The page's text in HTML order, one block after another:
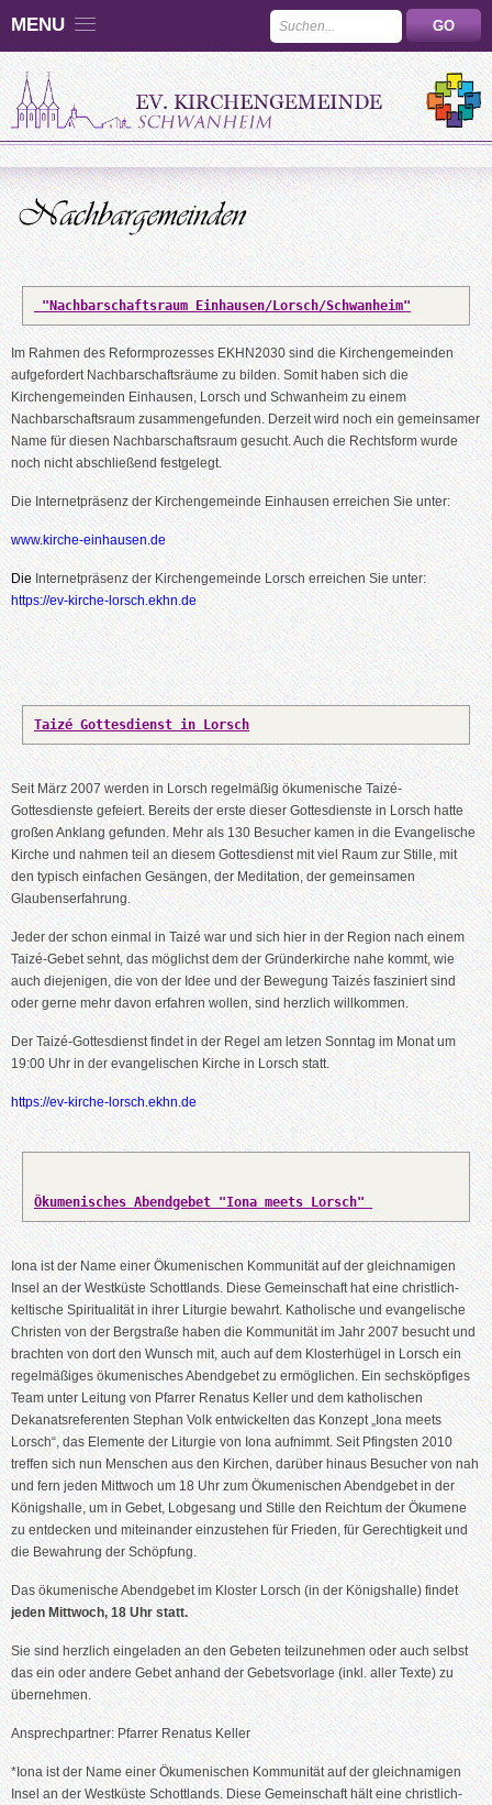
MENU
"Nachbarschaftsraum Einhausen/Lorsch/Schwanheim"
Im Rahmen des Reformprozesses EKHN2030 sind die Kirchengemeinden
aufgefordert Nachbarschaftsräume zu bilden. Somit haben sich die
Kirchengemeinden Einhausen, Lorsch und Schwanheim zu einem
Nachbarschaftsraum zusammengefunden. Derzeit wird noch ein gemeinsamer
Name für diesen Nachbarschaftsraum gesucht. Auch die Rechtsform wurde
noch nicht abschließend festgelegt.
Die Internetpräsenz der Kirchengemeinde Einhausen erreichen Sie unter:
www.kirche-einhausen.de
DieInternetpräsenz der Kirchengemeinde Lorsch erreichen Sie unter:
https://ev-kirche-lorsch.ekhn.de
Taizé Gottesdienst in Lorsch
Seit März 2007 werden in Lorsch regelmäßig ökumenische Taizé-
Gottesdienste gefeiert. Bereits der erste dieser Gottesdienste in Lorsch hatte
großen Anklang gefunden. Mehr als 130 Besucher kamen in die Evangelische
Kirche und nahmen teil an diesem Gottesdienst mit viel Raum zur Stille, mit
den typisch einfachen Gesängen, der Meditation, der gemeinsamen
Glaubenserfahrung.
Jeder der schon einmal in Taizé war und sich hier in der Region nach einem
Taizé-Gebet sehnt, das möglichst dem der Gründerkirche nahe kommt, wie
auch diejenigen, die von der Idee und der Bewegung Taizés fasziniert sind
oder gerne mehr davon erfahren wollen, sind herzlich willkommen.
Der Taizé-Gottesdienst findet in der Regel am letzen Sonntag im Monat um
19:00 Uhr in der evangelischen Kirche in Lorsch statt.
https://ev-kirche-lorsch.ekhn.de
Ökumenisches Abendgebet "Iona meets Lorsch"
Iona ist der Name einer Ökumenischen Kommunität auf der gleichnamigen
Insel an der Westküste Schottlands. Diese Gemeinschaft hat eine christlich-
keltische Spiritualität in ihrer Liturgie bewahrt. Ka­tholische und evangelische
Christen von der Bergstraße haben die Kommunität im Jahr 2007 besucht und
brachten von dort den Wunsch mit, auch auf dem Klosterhügel in Lorsch ein
regelmäßiges ökumenisches Abendgebet zu ermöglichen. Ein sechs­köpfiges
Team unter Leitung von Pfarrer Renatus Keller und dem katholischen
Dekanatsreferenten Ste­phan Volk entwickelten das Konzept „Iona meets
Lorsch“, das Elemente der Liturgie von Iona aufnimmt. Seit Pfingsten 2010
treffen sich nun Menschen aus den Kirchen, darüber hinaus Besucher von nah
und fern jeden Mittwoch um 18 Uhr zum Ökumenischen Abendgebet in der
Königshalle, um in Gebet, Lobgesang und Stille den Reichtum der Ökumene
zu entdecken und miteinander einzustehen für Frieden, für Gerechtigkeit und
die Bewahrung der Schöpfung.
Das ökumenische Abendgebet im Kloster Lorsch (in der Königshalle) findet
jeden Mittwoch, 18 Uhr statt.
Sie sind herzlich eingeladen an den Gebeten teilzunehmen oder auch selbst
das ein oder andere Gebet anhand der Gebetsvorlage (inkl. aller Texte) zu
übernehmen.
Ansprechpartner: Pfarrer Renatus Keller
*Iona ist der Name einer Ökumenischen Kommunität auf der gleichnamigen
Insel an der Westküste Schottlands. Diese Gemeinschaft hält eine christlich-